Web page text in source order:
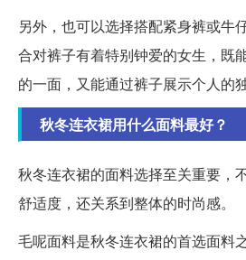
另外，也可以选择搭配紧身裤或牛
合对裤子有着特别钟爱的女生，既
的一面，又能通过裤子展示个人的
秋冬连衣裙用什么面料最好？
秋冬连衣裙的面料选择至关重要，
舒适度，还关系到整体的时尚感。
毛呢面料是秋冬连衣裙的首选面料